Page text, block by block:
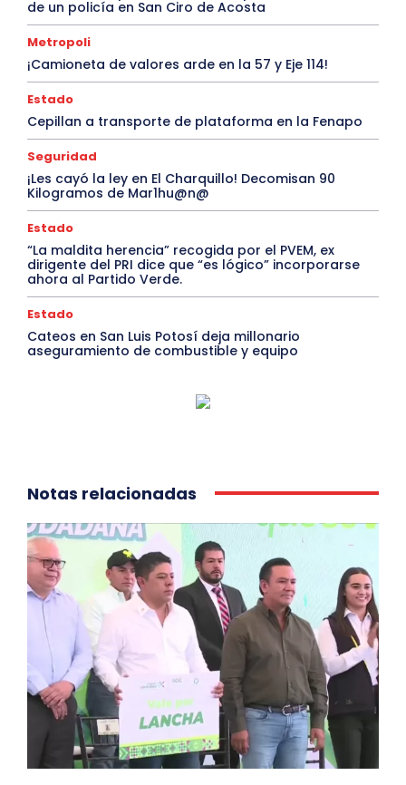
de un policía en San Ciro de Acosta
Metropoli
¡Camioneta de valores arde en la 57 y Eje 114!
Estado
Cepillan a transporte de plataforma en la Fenapo
Seguridad
¡Les cayó la ley en El Charquillo! Decomisan 90
Kilogramos de Mar1hu@n@
Estado
“La maldita herencia” recogida por el PVEM, ex
dirigente del PRI dice que “es lógico” incorporarse
ahora al Partido Verde.
Estado
Cateos en San Luis Potosí deja millonario
aseguramiento de combustible y equipo
Notas relacionadas